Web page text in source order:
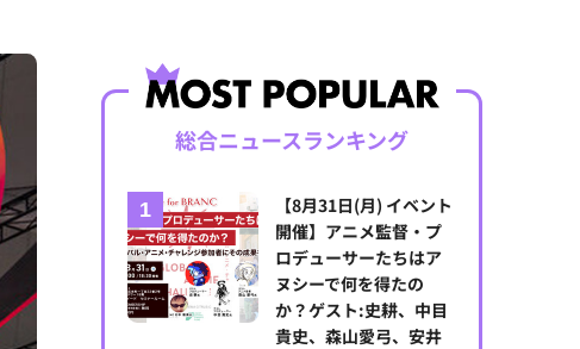
総合ニュースランキング
【8月31日(月) イベント
開催】アニメ監督・プ
ロデューサーたちはア
ヌシーで何を得たの
か？ゲスト:史耕、中目
貴史、森山愛弓、安井